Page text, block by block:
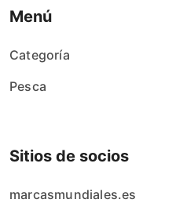
Menú
Categoría
Pesca
Sitios de socios
marcasmundiales.es